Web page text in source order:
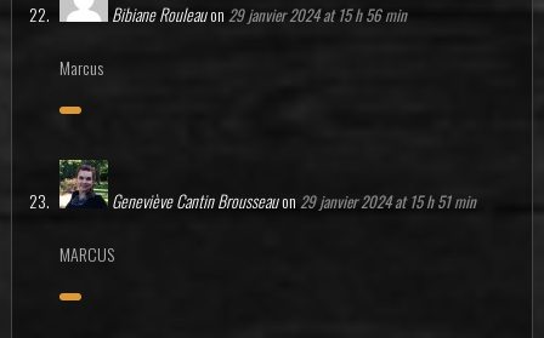
Bibiane Rouleauon 29 janvier 2024 at 15 h 56 min
Marcus
Geneviève Cantin Brousseauon 29 janvier 2024 at 15 h 51 min
MARCUS